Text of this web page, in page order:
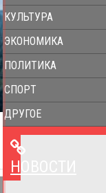
КУЛЬТУРА
ЭКОНОМИКА
ПОЛИТИКА
СПОРТ
ДРУГОЕ
НОВОСТИ